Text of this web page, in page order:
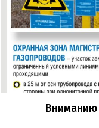
Вниманию